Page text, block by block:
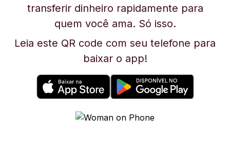
transferir dinheiro rapidamente para
quem você ama. Só isso.
Leia este QR code com seu telefone para
baixar o app!